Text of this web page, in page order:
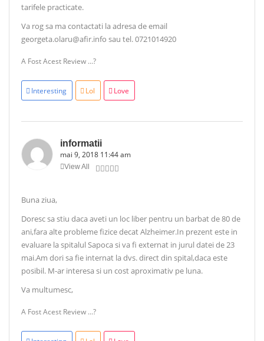
tarifele practicate.
Va rog sa ma contactati la adresa de email
georgeta.olaru@afir.info sau tel. 0721014920
A Fost Acest Review ...?
Interesting Lol Love
informatii
mai 9, 2018 11:44 am
View All
Buna ziua,
Doresc sa stiu daca aveti un loc liber pentru un barbat de 80 de
ani,fara alte probleme fizice decat Alzheimer.In prezent este in
evaluare la spitalul Sapoca si va fi externat in jurul datei de 23
mai.Am dori sa fie internat la dvs. direct din spital,daca este
posibil. M-ar interesa si un cost aproximativ pe luna.
Va multumesc,
A Fost Acest Review ...?